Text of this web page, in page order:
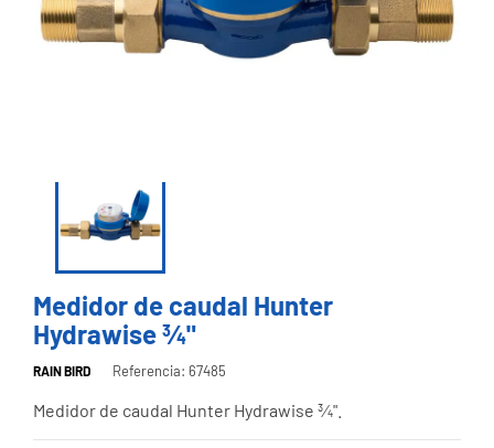
Medidor de caudal Hunter
Hydrawise ¾"
RAIN BIRD Referencia: 67485
Medidor de caudal Hunter Hydrawise ¾".